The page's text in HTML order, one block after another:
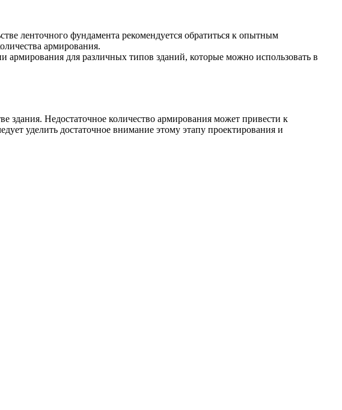
ленточного фундамента рекомендуется обратиться к опытным
армирования.
для различных типов зданий, которые можно использовать в
здания. Недостаточное количество армирования может привести к
уделить достаточное внимание этому этапу проектирования и